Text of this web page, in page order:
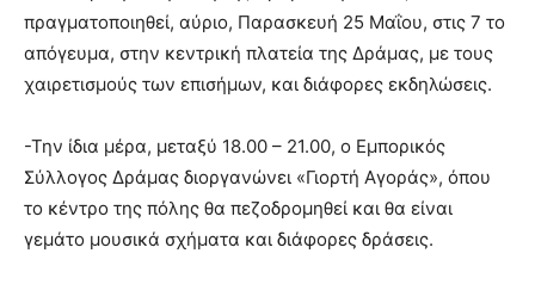
πραγματοποιηθεί, αύριο, Παρασκευή 25 Μαΐου, στις 7 το
απόγευμα, στην κεντρική πλατεία της Δράμας, με τους
χαιρετισμούς των επισήμων, και διάφορες εκδηλώσεις.
-Την ίδια μέρα, μεταξύ 18.00 – 21.00, ο Εμπορικός
Σύλλογος Δράμας διοργανώνει «Γιορτή Αγοράς», όπου
το κέντρο της πόλης θα πεζοδρομηθεί και θα είναι
γεμάτο μουσικά σχήματα και διάφορες δράσεις.